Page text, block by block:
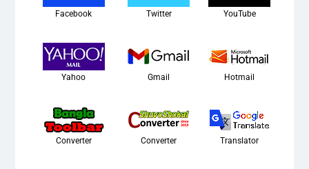
Facebook Twitter YouTube
Yahoo Gmail Hotmail
Converter Converter Translator